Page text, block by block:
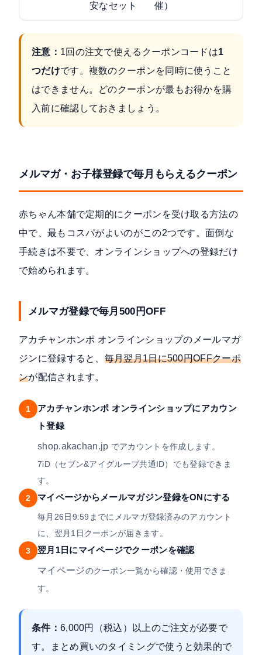
安なセット
催）
注意： 1回の注文で使えるクーポンコードは1
つだけです。複数のクーポンを同時に使うこと
はできません。どのクーポンが最もお得かを購
入前に確認しておきましょう。
メルマガ・お子様登録で毎月もらえるクーポン
赤ちゃん本舗で定期的にクーポンを受け取る方法の
中で、最もコスパがよいのがこの2つです。面倒な
手続きは不要で、オンラインショップへの登録だけ
で始められます。
メルマガ登録で毎月500円OFF
アカチャンホンポ オンラインショップのメールマガ
ジンに登録すると、 毎月翌月1日に500円OFFクーポ
ンが配信されます。
1
アカチャンホンポ オンラインショップにアカウン
ト登録
shop.akachan.jp でアカウントを作成します。
7iD（セブン&アイグループ共通ID）でも登録できま
す。
2
マイページからメールマガジン登録をONにする
毎月26日9:59までにメルマガ登録済みのアカウント
に、翌月1日クーポンが届きます。
3
翌月1日にマイページでクーポンを確認
マイページのクーポン一覧から確認・使用できま
す。
条件： 6,000円（税込）以上のご注文が必要で
す。まとめ買いのタイミングで使うと効果的で